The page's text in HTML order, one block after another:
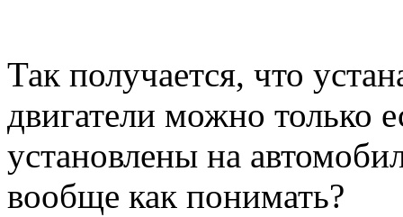
Так получается, что
двигатели можно только
установлены на
вообще как понимать?